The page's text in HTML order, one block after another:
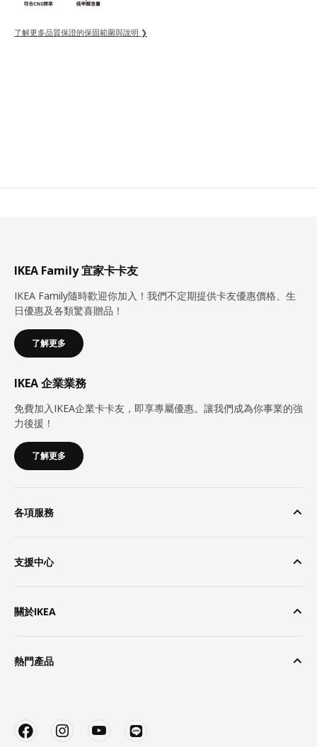
了解更多品質保證的保固範圍與說明 ❯
IKEA Family 宜家卡卡友
IKEA Family隨時歡迎你加入！我們不定期提供卡友優惠價格、生
日優惠及各類驚喜贈品！
了解更多
IKEA 企業業務
免費加入IKEA企業卡卡友，即享專屬優惠。讓我們成為你事業的強
力後援！
了解更多
各項服務
支援中心
關於IKEA
熱門產品